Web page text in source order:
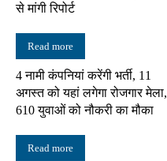
से मांगी रिपोर्ट
Read more
4 नामी कंपनियां करेंगी भर्ती, 11
अगस्त को यहां लगेगा रोजगार मेला,
610 युवाओं को नौकरी का मौका
Read more